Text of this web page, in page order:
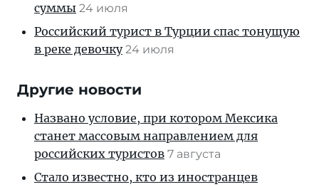
суммы 24 июля
Российский турист в Турции спас тонущую
в реке девочку 24 июля
Другие новости
Названо условие, при котором Мексика
станет массовым направлением для
российских туристов 7 августа
Стало известно, кто из иностранцев